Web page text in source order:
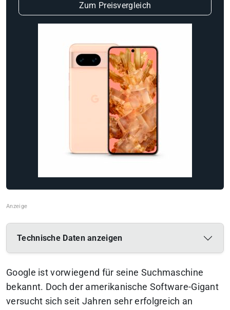
Zum Preisvergleich
Technische Daten anzeigen
Google ist vorwiegend für seine Suchmaschine
bekannt. Doch der amerikanische Software-Gigant
versucht sich seit Jahren sehr erfolgreich an